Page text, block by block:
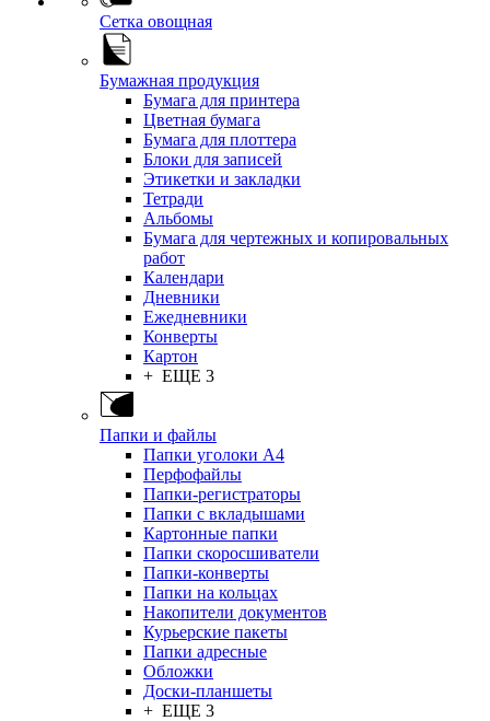
Сетка овощная
Бумажная продукция
Бумага для принтера
Цветная бумага
Бумага для плоттера
Блоки для записей
Этикетки и закладки
Тетради
Альбомы
Бумага для чертежных и копировальных
работ
Календари
Дневники
Ежедневники
Конверты
Картон
+ ЕЩЕ 3
Папки и файлы
Папки уголоки А4
Перфофайлы
Папки-регистраторы
Папки с вкладышами
Картонные папки
Папки скоросшиватели
Папки-конверты
Папки на кольцах
Накопители документов
Курьерские пакеты
Папки адресные
Обложки
Доски-планшеты
+ ЕЩЕ 3